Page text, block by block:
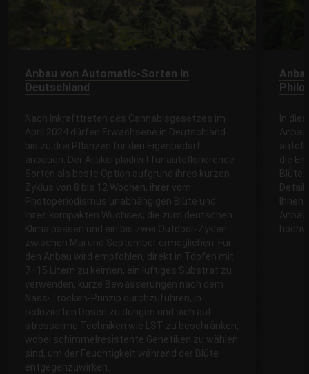
Anbau von Automatic-Sorten in
Deutschland
Nach Inkrafttreten des Cannabisgesetzes im
April 2024 dürfen Erwachsene in Deutschland
bis zu drei Pflanzen für den Eigenbedarf
anbauen. Der Artikel plädiert für autoflorierende
Sorten als beste Option aufgrund ihres kurzen
Zyklus von 8 bis 12 Wochen, ihrer vom
Photoperiodismus unabhängigen Blüte und
ihres kompakten Wuchses, die zum deutschen
Klima passen und ein bis zwei Outdoor-Zyklen
zwischen Mai und September ermöglichen. Für
den Anbau wird empfohlen, direkt in Töpfen mit
7–15 Litern zu keimen, ein luftiges Substrat zu
verwenden, kurze Bewässerungen nach dem
Nass-Trocken-Prinzip durchzuführen, in
reduzierten Dosen zu düngen und sich auf
stressarme Techniken wie LST zu beschränken,
wobei schimmelresistente Genetiken zu wählen
sind, um der Feuchtigkeit während der Blüte
entgegenzuwirken.
In
die
Blüte
Detail